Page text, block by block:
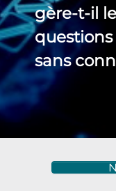
gère-t-il
sans